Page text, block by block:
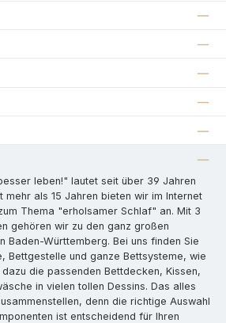
leben!" lautet seit über 39 Jahren
mehr als 15 Jahren bieten wir im Internet
Thema "erholsamer Schlaf" an. Mit 3
gehören wir zu den ganz großen
Baden-Württemberg. Bei uns finden Sie
Bettgestelle und ganze Bettsysteme, wie
die passenden Bettdecken, Kissen,
in vielen tollen Dessins. Das alles
denn die richtige Auswahl
ist entscheidend für Ihren